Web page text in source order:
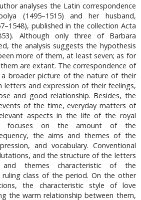
analyses the Latin correspondence
(1495–1515) and her husband,
published in the collection Acta
Although only three of Barbara
the analysis suggests the hypothesis
more of them, at least seven; as for
are extant. The correspondence of
broader picture of the nature of their
letters and expression of their feelings,
and good relationship. Besides, the
of the time, everyday matters of
aspects in the life of the royal
focuses on the amount of the
the aims and themes of the
and vocabulary. Conventional
and the structure of the letters
themes characteristic of the
class of the period. On the other
the characteristic style of love
the warm relationship between them,